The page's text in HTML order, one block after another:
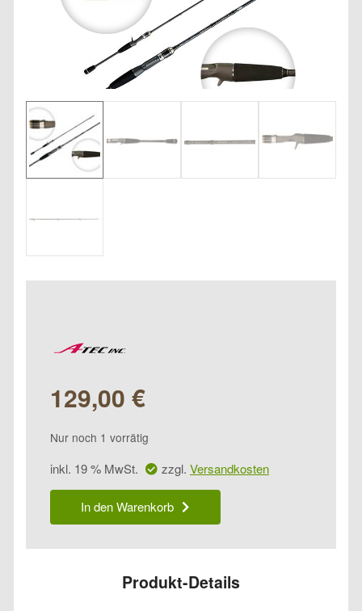
129,00 €
Nur noch 1 vorrätig
inkl. 19 % MwSt. zzgl. Versandkosten
A-
Crazee
Bass
In den Warenkorb
Produkt-Details